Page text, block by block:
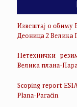
Извештај о обиму
Деоница 2 Велика
Нетехнички
Велика плана-
Scoping report
Plana-Paraćin